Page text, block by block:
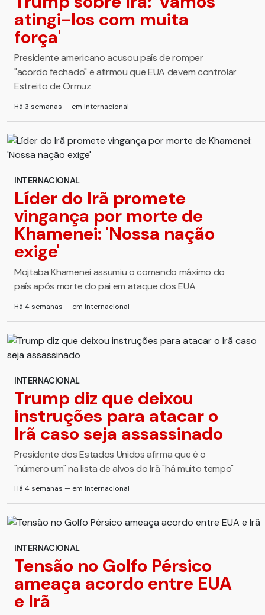
atingi-los com muita
força'
Presidente americano acusou país de romper
"acordo fechado" e afirmou que EUA devem controlar
Estreito de Ormuz
Há 3 semanas — em Internacional
INTERNACIONAL
Líder do Irã promete
vingança por morte de
Khamenei: 'Nossa nação
exige'
Mojtaba Khamenei assumiu o comando máximo do
país após morte do pai em ataque dos EUA
Há 4 semanas — em Internacional
INTERNACIONAL
Trump diz que deixou
instruções para atacar o
Irã caso seja assassinado
Presidente dos Estados Unidos afirma que é o
"número um" na lista de alvos do Irã "há muito tempo"
Há 4 semanas — em Internacional
INTERNACIONAL
Tensão no Golfo Pérsico
ameaça acordo entre EUA
e Irã